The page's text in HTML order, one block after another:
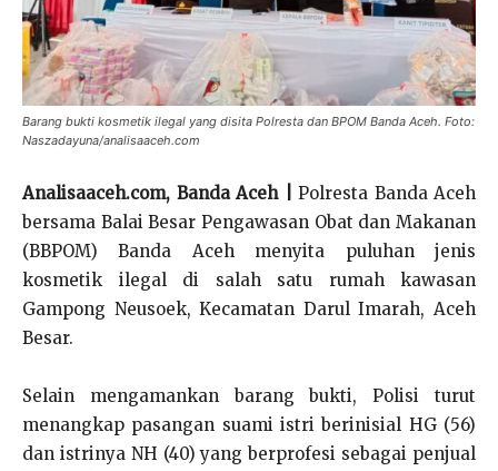
Barang bukti kosmetik ilegal yang disita Polresta dan BPOM Banda Aceh. Foto:
Naszadayuna/analisaaceh.com
Analisaaceh.com, Banda Aceh |
Polresta Banda Aceh
bersama Balai Besar Pengawasan Obat dan Makanan
(BBPOM) Banda Aceh menyita puluhan jenis
kosmetik ilegal di salah satu rumah kawasan
Gampong Neusoek, Kecamatan Darul Imarah, Aceh
Besar.
Selain mengamankan barang bukti, Polisi turut
menangkap pasangan suami istri berinisial HG (56)
dan istrinya NH (40) yang berprofesi sebagai penjual